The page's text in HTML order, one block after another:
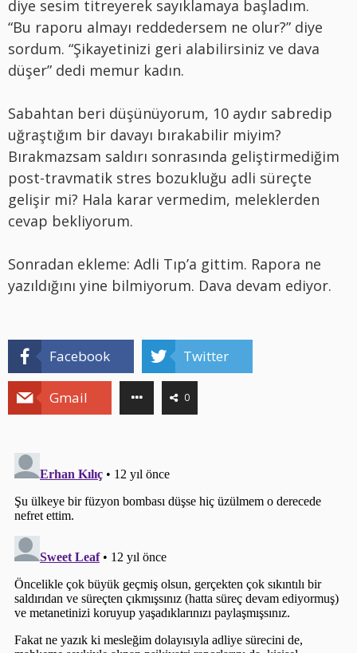
diye sesim titreyerek sayıklamaya başladım.
“Bu raporu almayı reddedersem ne olur?” diye
sordum. “Şikayetinizi geri alabilirsiniz ve dava
düşer” dedi memur kadın.
Sabahtan beri düşünüyorum, 10 aydır sabredip
uğraştığım bir davayı bırakabilir miyim?
Bırakmazsam saldırı sonrasında geliştirmediğim
post-travmatik stres bozukluğu adli süreçte
gelişir mi? Hala karar vermedim, meleklerden
cevap bekliyorum.
Sonradan ekleme: Adli Tıp’a gittim. Rapora ne
yazıldığını yine bilmiyorum. Dava devam ediyor.
Facebook Twitter
Gmail 0